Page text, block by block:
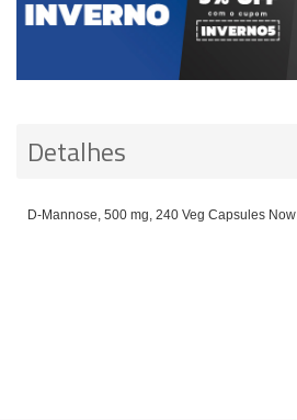
Detalhes
D-Mannose, 500 mg, 240 Veg Capsules Now